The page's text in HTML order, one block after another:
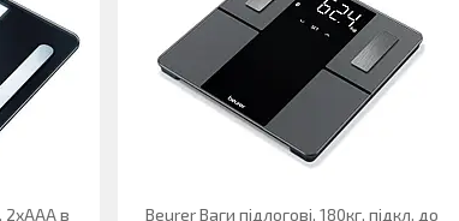
2хААА в
Beurer Ваги підлогові, 180кг, підкл. до